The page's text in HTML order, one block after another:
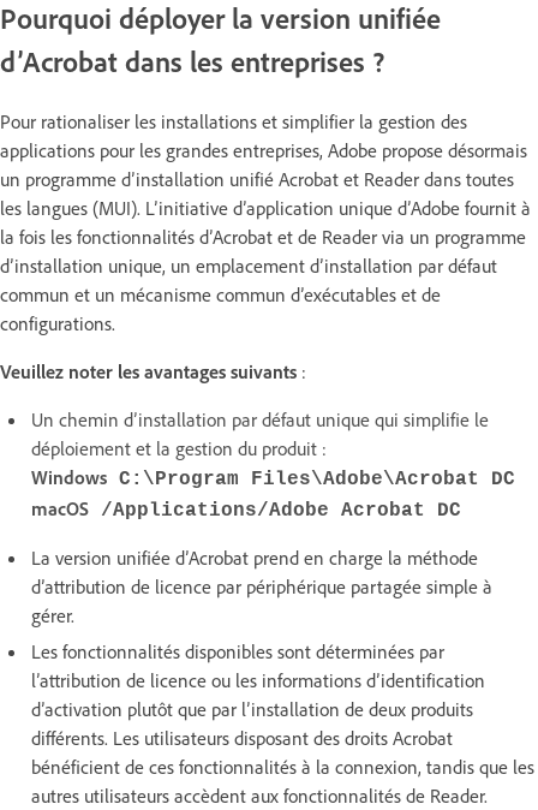
Pourquoi déployer la version unifiée
d’Acrobat dans les entreprises ?
Pour rationaliser les installations et simplifier la gestion des
applications pour les grandes entreprises, Adobe propose désormais
un programme d’installation unifié Acrobat et Reader dans toutes
les langues (MUI). L’initiative d’application unique d’Adobe fournit à
la fois les fonctionnalités d’Acrobat et de Reader via un programme
d’installation unique, un emplacement d’installation par défaut
commun et un mécanisme commun d’exécutables et de
configurations.
Veuillez noter les avantages suivants :
Un chemin d’installation par défaut unique qui simplifie le
déploiement et la gestion du produit :
Windows C:\Program Files\Adobe\Acrobat DC
macOS /Applications/Adobe Acrobat DC
La version unifiée d’Acrobat prend en charge la méthode
d’attribution de licence par périphérique partagée simple à
gérer.
Les fonctionnalités disponibles sont déterminées par
l’attribution de licence ou les informations d’identification
d’activation plutôt que par l’installation de deux produits
différents. Les utilisateurs disposant des droits Acrobat
bénéficient de ces fonctionnalités à la connexion, tandis que les
autres utilisateurs accèdent aux fonctionnalités de Reader.